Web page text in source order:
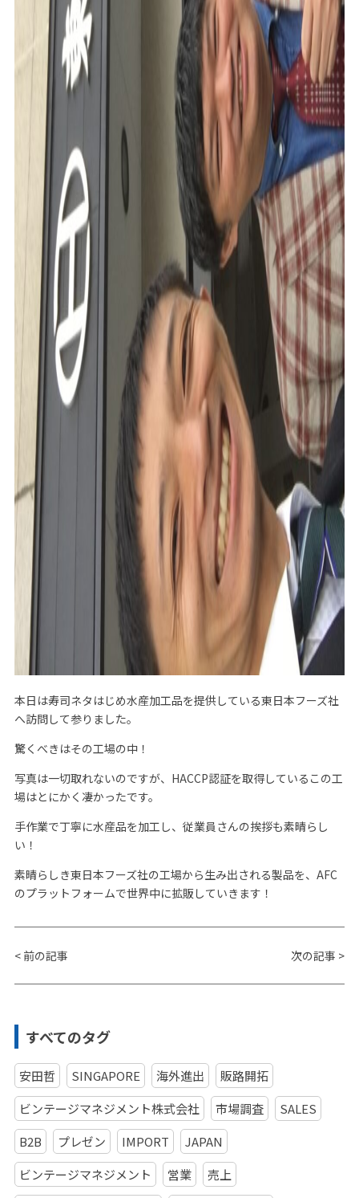
本日は寿司ネタはじめ水産加工品を提供している東日本フーズ社
へ訪問して参りました。
驚くべきはその工場の中！
写真は一切取れないのですが、HACCP認証を取得しているこの工
場はとにかく凄かったです。
手作業で丁寧に水産品を加工し、従業員さんの挨拶も素晴らし
い！
素晴らしき東日本フーズ社の工場から生み出される製品を、AFC
のプラットフォームで世界中に拡販していきます！
< 前の記事 次の記事 >
すべてのタグ
安田哲 SINGAPORE 海外進出
販路開拓
ビンテージマネジメント株式会社
市場調査
SALES
B2B
プレゼン IMPORT
JAPAN
ビンテージマネジメント
営業 売上